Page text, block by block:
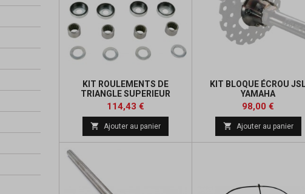
KIT ROULEMENTS DE
TRIANGLE SUPERIEUR
Prix
114,43 €Prix
de
base
 Ajouter au panier
KIT BLOQUE ÉCROU
YAMAHA
Prix
98,00 €
 Ajouter au panier